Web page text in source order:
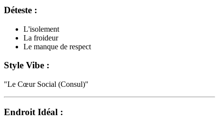
Déteste :
L'isolement
La froideur
Le manque de respect
Style Vibe :
"Le Cœur Social (Consul)"
Endroit Idéal :